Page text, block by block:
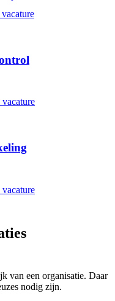
van een organisatie. Daar
nodig zijn.